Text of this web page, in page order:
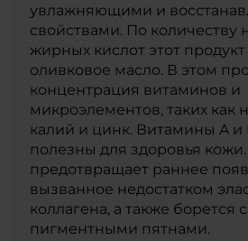
увлажняющими и
свойствами. По количеству
жирных кислот этот
оливковое масло. В этом
концентрация витаминов и
микроэлементов, таких как
калий и цинк. Витамины A и
полезны для здоровья
предотвращает раннее
вызванное недостатком
коллагена, а также борется
пигментными пятнами.